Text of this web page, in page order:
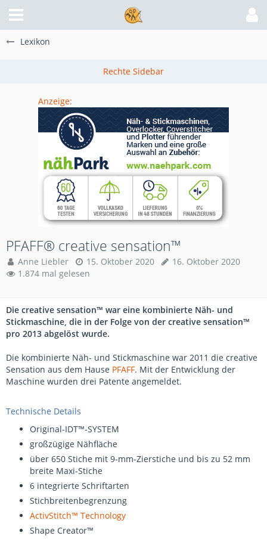
Lexikon
Anzeige:
PFAFF® creative sensation™
Anne Liebler 15. Oktober 2020
16. Oktober 2020
1.874 mal gelesen
Die creative sensation™ war eine kombinierte Näh- und
Stickmaschine, die in der Folge von der creative sensation™
pro 2013 abgelöst wurde.
Die kombinierte Näh- und Stickmaschine war 2011 die creative
Sensation aus dem Hause PFAFF. Mit der Entwicklung der
Maschine wurden drei Patente angemeldet.
Technische Details
Original-IDT™-SYSTEM
großzügige Nähfläche
über 650 Stiche mit 9-mm-Zierstiche und bis zu 52 mm
breite Maxi-Stiche
6 integrierte Schriftarten
Stichbreitenbegrenzung
ActivStitch™ Technology
Shape Creator™